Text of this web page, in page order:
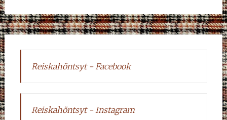
Reiskahöntsyt - Facebook
Reiskahöntsyt - Instagram